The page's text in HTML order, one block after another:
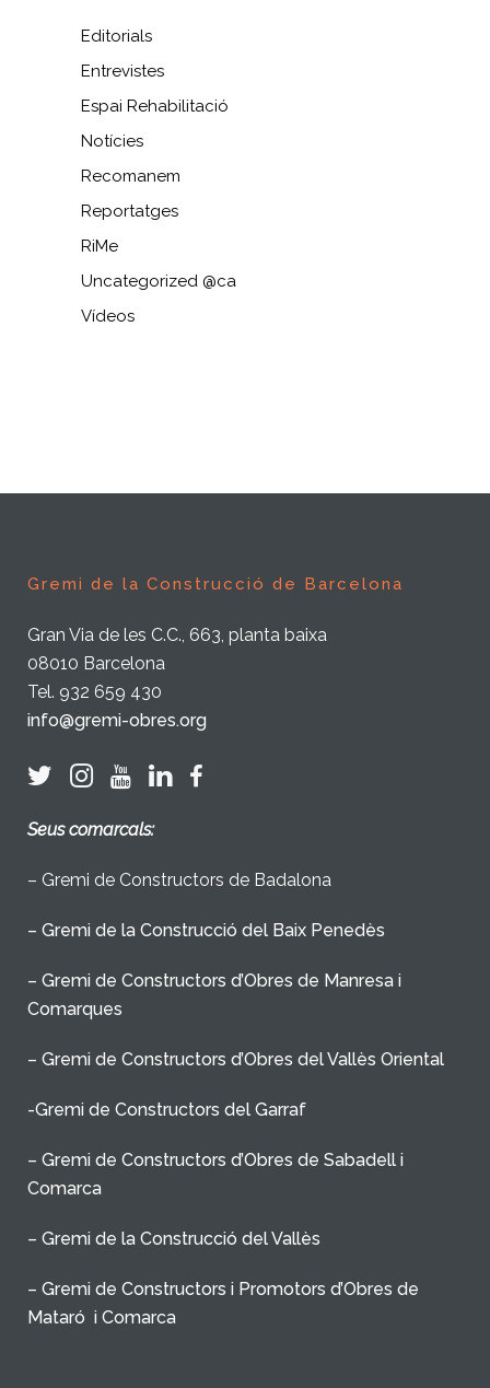
Editorials
Entrevistes
Espai Rehabilitació
Notícies
Recomanem
Reportatges
RiMe
Uncategorized @ca
Vídeos
Gremi de la Construcció de Barcelona
Gran Via de les C.C., 663, planta baixa
08010 Barcelona
Tel. 932 659 430
info@gremi-obres.org
Seus comarcals:
– Gremi de Constructors de Badalona
– Gremi de la Construcció del Baix Penedès
– Gremi de Constructors d’Obres de Manresa i
Comarques
– Gremi de Constructors d’Obres del Vallès Oriental
-Gremi de Constructors del Garraf
– Gremi de Constructors d’Obres de Sabadell i
Comarca
– Gremi de la Construcció del Vallès
– Gremi de Constructors i Promotors d’Obres de
Mataró i Comarca